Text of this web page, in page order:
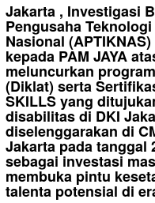
Jakarta , Investigasi
Pengusaha
Nasional
kepada PAM JAYA
meluncurkan
(Diklat) serta
SKILLS yang
disabilitas di DKI
diselenggarakan di
Jakarta pada tanggal
sebagai investasi
membuka pintu
talenta potensial di